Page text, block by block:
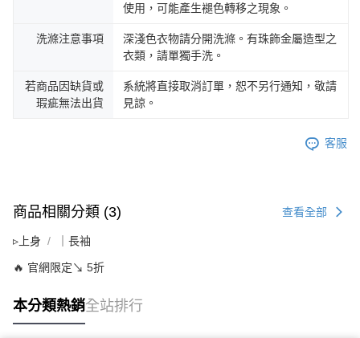
使用，可能產生褪色轉移之現象。
洗滌注意事項
深淺色衣物請分開洗滌。有珠飾金屬造型之
衣類，請單獨手洗。
若商品因缺貨或
瑕疵無法出貨
系統將直接取消訂單，恕不另行通知，敬請
見諒。
客服
商品相關分類 (3) 查看全部
▹上身 ｜長袖
🔥 官網限定↘ 5折
本分類熱銷全站排行